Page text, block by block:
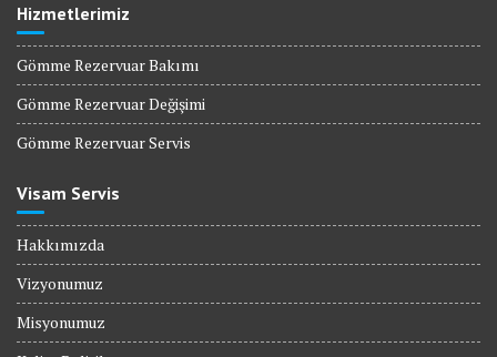
Hizmetlerimiz
Gömme Rezervuar Bakımı
Gömme Rezervuar Değişimi
Gömme Rezervuar Servis
Visam Servis
Hakkımızda
Vizyonumuz
Misyonumuz